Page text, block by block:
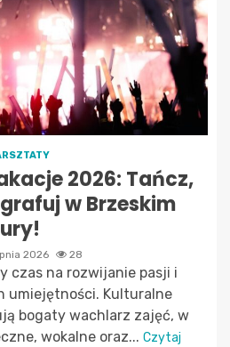
2026: Tańcz,
w Brzeskim
2026 28
czas na rozwijanie pasji i
umiejętności. Kulturalne
bogaty wachlarz zajęć, w
wokalne oraz... Czytaj